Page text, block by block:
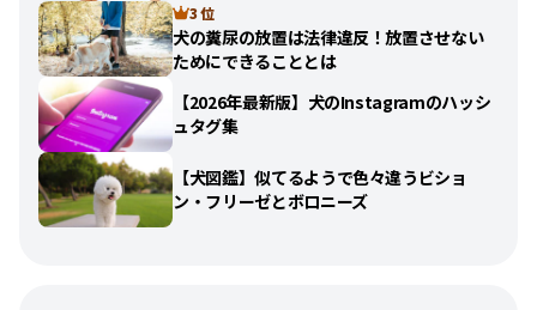
3 位
犬の糞尿の放置は法律違反！放置させない
ためにできることとは
【2026年最新版】犬のInstagramのハッシ
ュタグ集
【犬図鑑】似てるようで色々違うビショ
ン・フリーゼとボロニーズ